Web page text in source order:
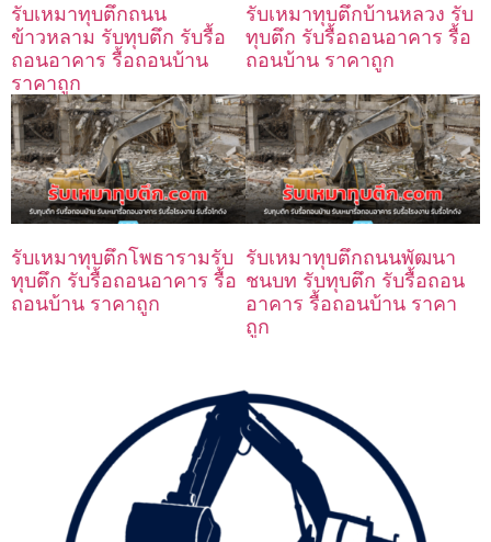
รับเหมาทุบตึกถนน
ข้าวหลาม รับทุบตึก รับรื้อ
ถอนอาคาร รื้อถอนบ้าน
ราคาถูก
รับเหมาทุบตึกบ้านหลวง รับ
ทุบตึก รับรื้อถอนอาคาร รื้อ
ถอนบ้าน ราคาถูก
รับเหมาทุบตึกโพธารามรับ
ทุบตึก รับรื้อถอนอาคาร รื้อ
ถอนบ้าน ราคาถูก
รับเหมาทุบตึกถนนพัฒนา
ชนบท รับทุบตึก รับรื้อถอน
อาคาร รื้อถอนบ้าน ราคา
ถูก